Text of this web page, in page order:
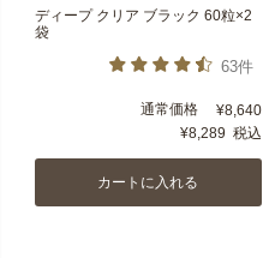
ディープ クリア ブラック 60粒×2
袋
63件
通常価格 ¥8,640
¥8,289 税込
カートに入れる